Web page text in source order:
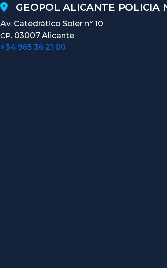
GEOPOL ALICANTE POLICIA
Av. Catedrático Soler nº 10
CP. 03007 Alicante
+34 965 36 21 00